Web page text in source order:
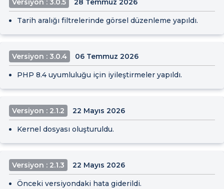
Versiyon : 3.0.5 28 Temmuz 2026
Tarih aralığı filtrelerinde görsel düzenleme yapıldı.
Versiyon : 3.0.4 06 Temmuz 2026
PHP 8.4 uyumluluğu için iyileştirmeler yapıldı.
Versiyon : 2.1.2 22 Mayıs 2026
Kernel dosyası oluşturuldu.
Versiyon : 2.1.3 22 Mayıs 2026
Önceki versiyondaki hata giderildi.